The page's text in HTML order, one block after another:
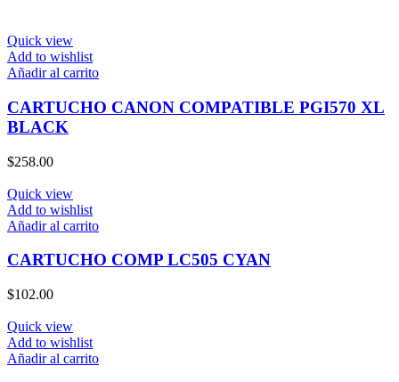
Quick view
Add to wishlist
Añadir al carrito
CARTUCHO CANON COMPATIBLE PGI570 XL
BLACK
$258.00
Quick view
Add to wishlist
Añadir al carrito
CARTUCHO COMP LC505 CYAN
$102.00
Quick view
Add to wishlist
Añadir al carrito